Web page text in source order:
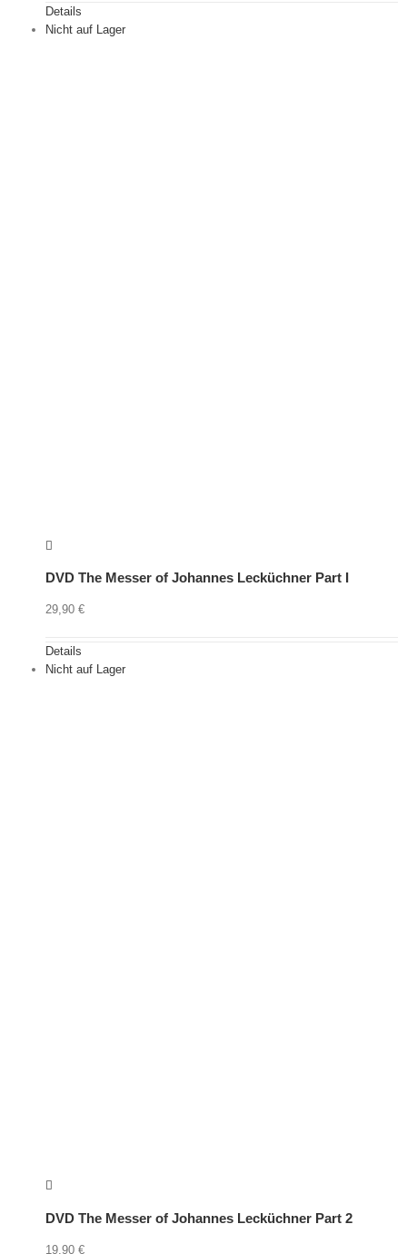
Details
Nicht auf Lager
DVD The Messer of Johannes Lecküchner Part I
29,90 €
Details
Nicht auf Lager
DVD The Messer of Johannes Lecküchner Part 2
19,90 €